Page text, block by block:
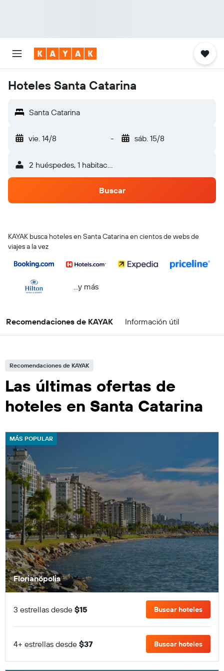
Hoteles Santa Catarina
Santa Catarina
vie. 14/8 - sáb. 15/8
2 huéspedes, 1 habitación
Buscar
KAYAK busca hoteles en Santa Catarina en cientos de webs de
viajes a la vez
...y más
Recomendaciones de KAYAK Información útil
Recomendaciones de KAYAK
Las últimas ofertas de
hoteles en Santa Catarina
MÁS POPULAR
Florianópolis
3 estrellas desde $15 Buscar hoteles
4+ estrellas desde $37 Buscar hoteles